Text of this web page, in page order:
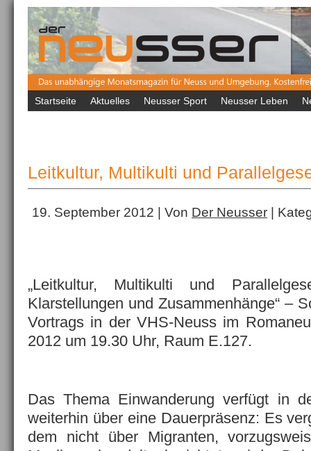
Startseite Aktuelles Neusser Sport Neusser Leben
Leitkultur, Multikulti und
19. September 2012 | Von Der Neusser |
„Leitkultur, Multikulti und
Klarstellungen und Zusammenhänge“ –
Vortrags in der VHS-Neuss im
2012 um 19.30 Uhr, Raum E.127.
Das Thema Einwanderung verfügt in
weiterhin über eine Dauerpräsenz: Es
dem nicht über Migranten,